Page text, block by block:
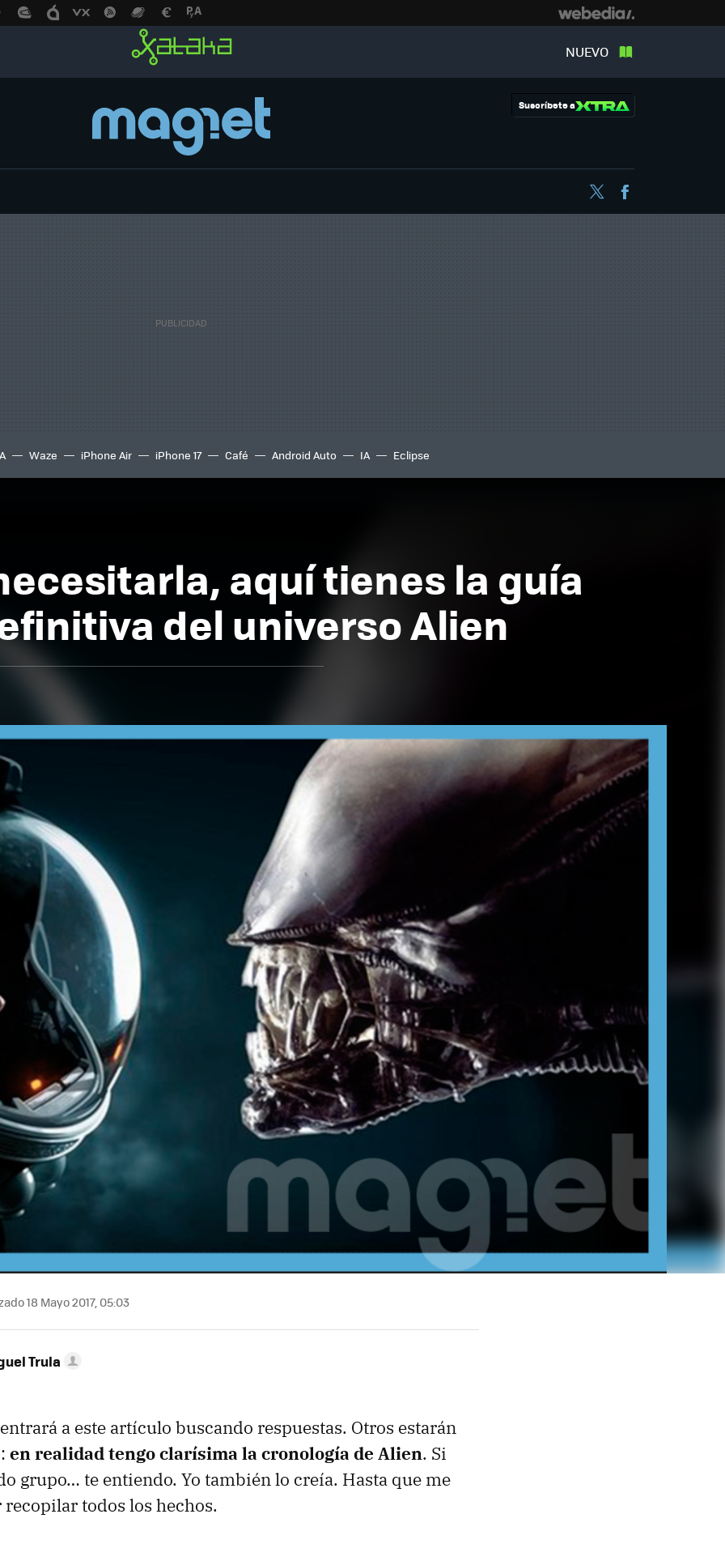
NUEVO
Suscríbete a
Twitter
Waze iPhone Air iPhone 17 Café Android Auto IA Eclipse
aquí tienes la guía
del universo Alien
18 Mayo 2017, 05:03
Trula
a este artículo buscando respuestas. Otros estarán
en realidad tengo clarísima la cronología de Alien. Si
grupo… te entiendo. Yo también lo creía. Hasta que me
todos los hechos.